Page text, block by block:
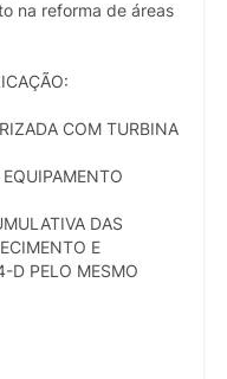
na reforma de áreas
COM TURBINA
DAS
E
D PELO MESMO